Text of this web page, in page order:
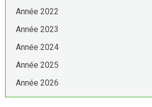
Année 2022
Année 2023
Année 2024
Année 2025
Année 2026